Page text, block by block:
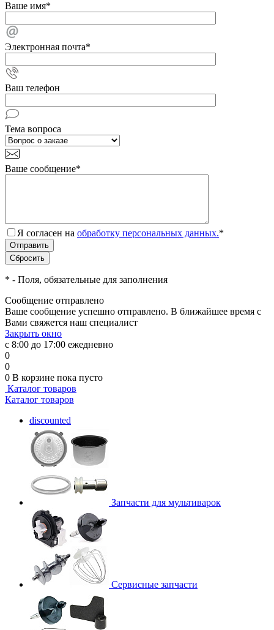
Ваше имя*
Электронная почта*
Ваш телефон
Тема вопроса
Ваше сообщение*
Я согласен на обработку персональных данных.*
* - Поля, обязательные для заполнения
Сообщение отправлено
Ваше сообщение успешно отправлено. В ближайшее время с
Вами свяжется наш специалист
Закрыть окно
с 8:00 до 17:00 ежедневно
0
0
0 В корзине пока пусто
Каталог товаров
Каталог товаров
discounted
Запчасти для мультиварок
Сервисные запчасти